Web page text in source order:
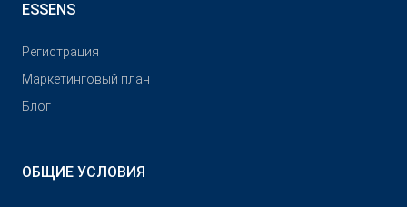
ESSENS
Pегистрация
Маркетинговый план
Блог
ОБЩИЕ УСЛОВИЯ